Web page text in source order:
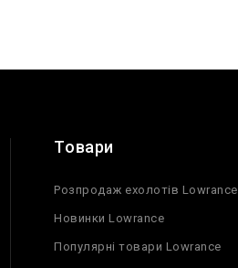
Товари
Розпродаж ехолотів Lowrance
Новинки Lowrance
Популярні товари Lowrance